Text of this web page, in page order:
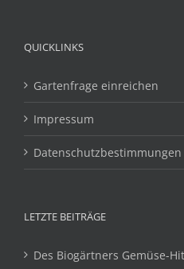
QUICKLINKS
Gartenfrage einreichen
Impressum
Datenschutzbestimmungen
LETZTE BEITRÄGE
Des Biogärtners Gemüse-